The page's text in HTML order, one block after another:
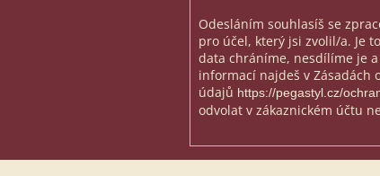
Odesláním souhlasíš se
pro účel, který jsi zvolil/a. Je
data chráníme, nesdílíme je
informací najdeš v Zásadách
údajů https://pegastyl.cz/
odvolat v zákaznickém účtu